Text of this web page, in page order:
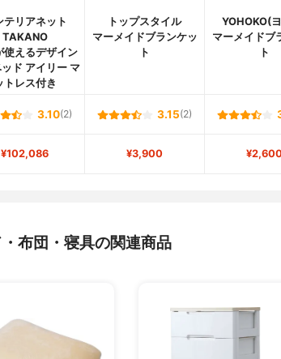
テリアネット
TAKANO
使えるデザイン
ド アイリー マ
トレス付き
トップスタイル
マーメイドブランケッ
ト
YOHOKO(
マーメイドブ
ト
3.10(2) 3.15(2)
¥102,086 ¥3,900
布団・寝具の関連商品